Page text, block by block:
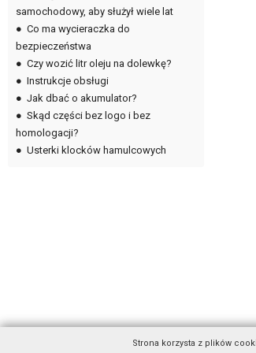
samochodowy, aby służył wiele lat
● Co ma wycieraczka do
bezpieczeństwa
● Czy wozić litr oleju na dolewkę?
● Instrukcje obsługi
● Jak dbać o akumulator?
● Skąd części bez logo i bez
homologacji?
● Usterki klocków hamulcowych
Strona korzysta z plików